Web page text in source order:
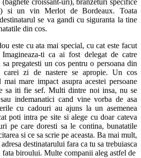
croissant-uri), branzeturi specifice
si un vin Merlot de Bordeaux. Toata
se va gandi cu siguranta la tine
din cos.
este cu ata mai special, cu cat este facut
ti ca ai fost delegat de catre
pregatesti un cos pentru o persoana din
carei zi de nastere se apropie. Un cos
mare impact asupra acestei persoane
sa iti fie sef. Multi dintre noi insa, nu se
indemanatici cand vine vorba de asa
cu cadouri au ajuns la un asemenea
poti intra pe site si alege cu doar cateva
pe care doresti sa le contina, bunatatile
si ce sa scrie pe aceasta. Ba mai mult,
destinatarului fara ca tu sa trebuiasca
fata biroului. Multe companii aleg astfel de